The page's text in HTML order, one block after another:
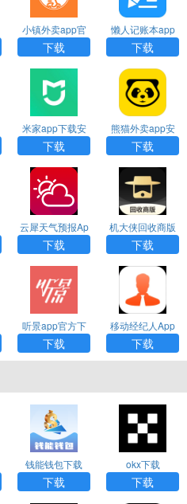
小镇外卖app官
方下载
下载
懒人记账本app
下载最新版
下载
米家app下载安
装免费
下载
熊猫外卖app安
卓版
下载
云犀天气预报Ap
p官方版下载
下载
机大侠回收商版
官网版下载
下载
听景app官方下
载
下载
移动经纪人App
下载安装官网版
下载
钱能钱包下载
下载
okx下载
下载